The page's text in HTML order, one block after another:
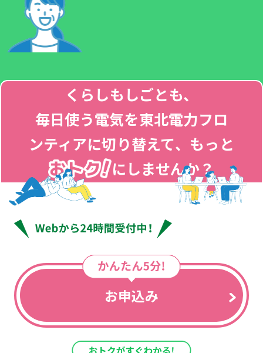
くらしもしごとも、
毎日使う電気を東北電力フロ
ンティアに切り替えて、 もっと
にしませんか？
お申込み